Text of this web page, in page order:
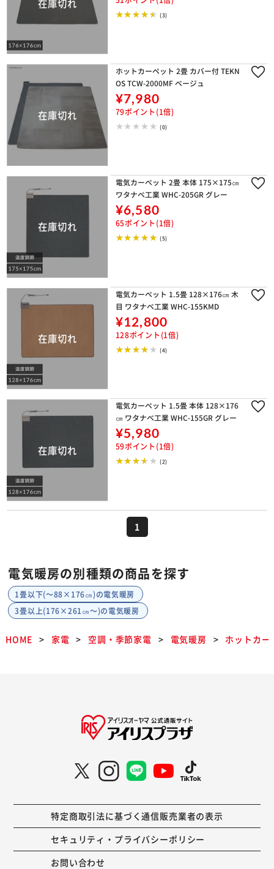
(3)
ホットカーペット 2畳 カバー付 TEKN
OS TCW-2000MF ベージュ
¥7,980
79ポイント(1倍)
(0)
電気カーペット 2畳 本体 175×175㎝
ワタナベ工業 WHC-205GR グレー
¥6,580
65ポイント(1倍)
(5)
電気カーペット 1.5畳 128×176㎝ 木
目 ワタナベ工業 WHC-155KMD
¥12,800
128ポイント(1倍)
(4)
電気カーペット 1.5畳 本体 128×176
㎝ ワタナベ工業 WHC-155GR グレー
¥5,980
59ポイント(1倍)
(2)
1
電気暖房の別種類の商品を探す
1畳以下(～88×176㎝)の電気暖房
3畳以上(176×261㎝～)の電気暖房
HOME 家電 空調・季節家電 電気暖房 ホットカー
特定商取引法に基づく通信販売業者の表示
セキュリティ・プライバシーポリシー
お問い合わせ